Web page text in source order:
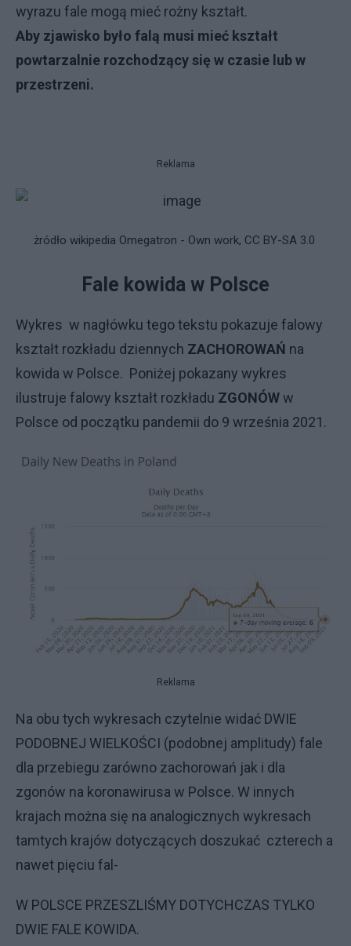
wyrazu fale mogą mieć rożny kształt.
Aby zjawisko było falą musi mieć kształt
powtarzalnie rozchodzący się w czasie lub w
przestrzeni.
Reklama
żródło wikipedia Omegatron - Own work, CC BY-SA 3.0
Fale kowida w Polsce
Wykres w nagłówku tego tekstu pokazuje falowy
kształt rozkładu dziennych ZACHOROWAŃ na
kowida w Polsce. Poniżej pokazany wykres
ilustruje falowy kształt rozkładu ZGONÓWw
Polsce od początku pandemii do 9 września 2021.
Reklama
Na obu tych wykresach czytelnie widać DWIE
PODOBNEJ WIELKOŚCI (podobnej amplitudy) fale
dla przebiegu zarówno zachorowań jak i dla
zgonów na koronawirusa w Polsce. W innych
krajach można się na analogicznych wykresach
tamtych krajów dotyczących doszukać czterech a
nawet pięciu fal-
W POLSCE PRZESZLIŚMY DOTYCHCZAS TYLKO
DWIE FALE KOWIDA.